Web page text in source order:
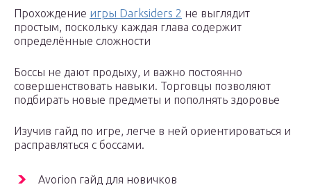
Прохождение игры Darksiders 2 не выглядит
простым, поскольку каждая глава содержит
определённые сложности
Боссы не дают продыху, и важно постоянно
совершенствовать навыки. Торговцы позволяют
подбирать новые предметы и пополнять здоровье
Изучив гайд по игре, легче в ней ориентироваться и
расправляться с боссами.
Avorion гайд для новичков